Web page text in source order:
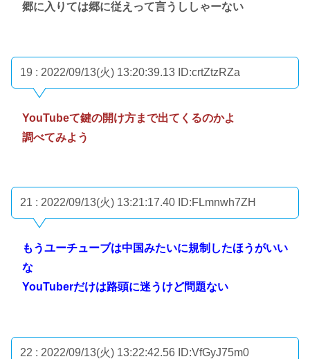
郷に入りては郷に従えって言うししゃーない
19 : 2022/09/13(火) 13:20:39.13 ID:crtZtzRZa
YouTubeて鍵の開け方まで出てくるのかよ
調べてみよう
21 : 2022/09/13(火) 13:21:17.40 ID:FLmnwh7ZH
もうユーチューブは中国みたいに規制したほうがいい
な
YouTuberだけは路頭に迷うけど問題ない
22 : 2022/09/13(火) 13:22:42.56 ID:VfGyJ75m0